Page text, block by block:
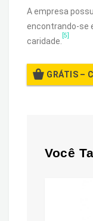
A empresa
encontrando-se
caridade.
[5]
GRÁTIS –
Você